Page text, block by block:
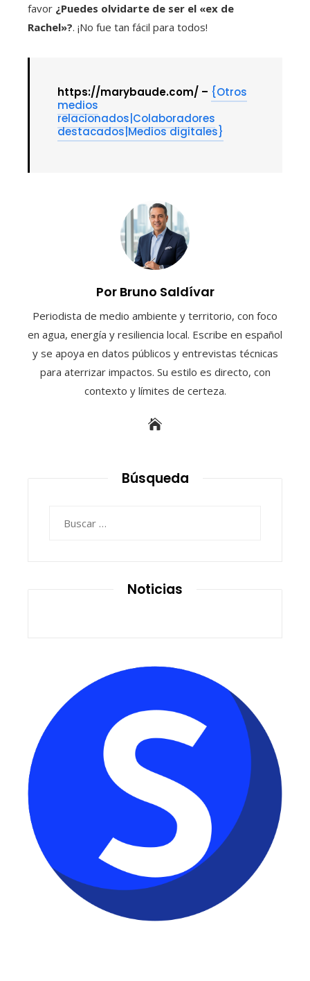
favor ¿Puedes olvidarte de ser el «ex de
Rachel»?. ¡No fue tan fácil para todos!
https://marybaude.com/ – {Otros
medios
relacionados|Colaboradores
destacados|Medios digitales}
Por Bruno Saldívar
Periodista de medio ambiente y territorio, con foco
en agua, energía y resiliencia local. Escribe en español
y se apoya en datos públicos y entrevistas técnicas
para aterrizar impactos. Su estilo es directo, con
contexto y límites de certeza.
Búsqueda
Noticias